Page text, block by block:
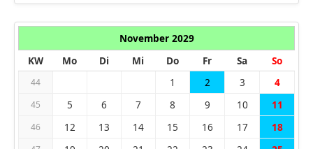
November 2029
KW
Mo Di Mi Do Fr Sa So
44 1 2 3 4
45 5 6 7 8 9 10 11
46 12 13 14 15 16 17 18